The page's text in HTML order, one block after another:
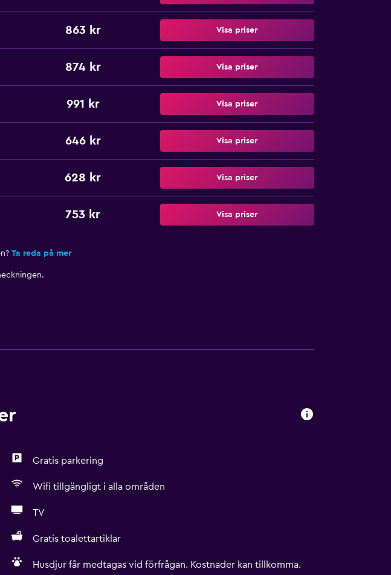
863 kr Visa priser
874 kr Visa priser
991 kr Visa priser
646 kr Visa priser
628 kr Visa priser
753 kr Visa priser
Ta reda på mer
Gratis parkering
Wifi tillgängligt i alla områden
TV
Gratis toalettartiklar
Husdjur får medtagas vid förfrågan. Kostnader kan tillkomma.